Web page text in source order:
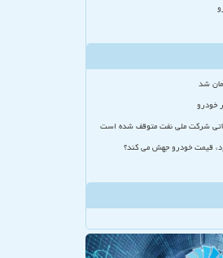
خودرو
شرکت ملی نفت متوقف شده است
قیمت خودرو جهش می کند؟